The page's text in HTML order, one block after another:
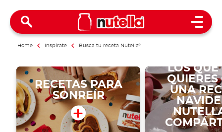
Open
Home Inspírate Busca tu receta Nutella®
RECETAS PARA
SONREÍR
LOS QUE
QUIERES
UNA